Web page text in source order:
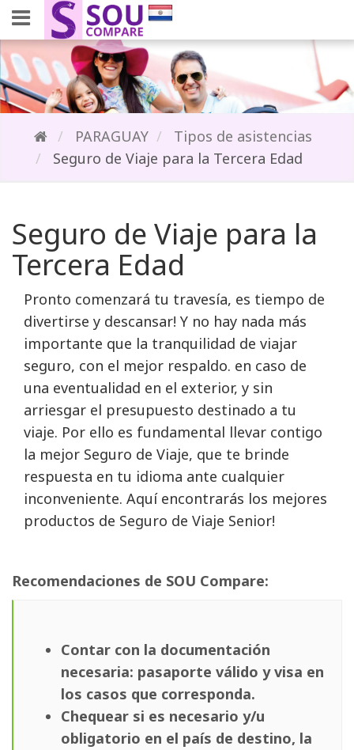
PARAGUAY
Tipos de asistencias
Seguro de Viaje para la Tercera Edad
Seguro de Viaje para la
Tercera Edad
Pronto comenzará tu travesía, es tiempo de
divertirse y descansar! Y no hay nada más
importante que la tranquilidad de viajar
seguro, con el mejor respaldo. en caso de
una eventualidad en el exterior, y sin
arriesgar el presupuesto destinado a tu
viaje. Por ello es fundamental llevar contigo
la mejor Seguro de Viaje, que te brinde
respuesta en tu idioma ante cualquier
inconveniente. Aquí encontrarás los mejores
productos de Seguro de Viaje Senior!
Recomendaciones de SOU Compare:
Contar con la documentación
necesaria: pasaporte válido y visa en
los casos que corresponda.
Chequear si es necesario y/u
obligatorio en el país de destino, la